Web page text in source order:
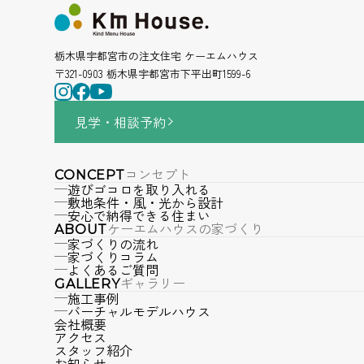
栃木県宇都宮市の注文住宅 ケーエムハウス
〒321-0903 栃木県宇都宮市下平出町1599-6
見学・相談予約
CONCEPTコンセプト
遊びゴコロを取り入れる
敷地条件・風・光から設計
安心で納得できる住まい
ABOUTケーエムハウスの家づくり
家づくりの流れ
家づくりコラム
よくあるご質問
GALLERYギャラリー
施工事例
バーチャルモデルハウス
会社概要
アクセス
スタッフ紹介